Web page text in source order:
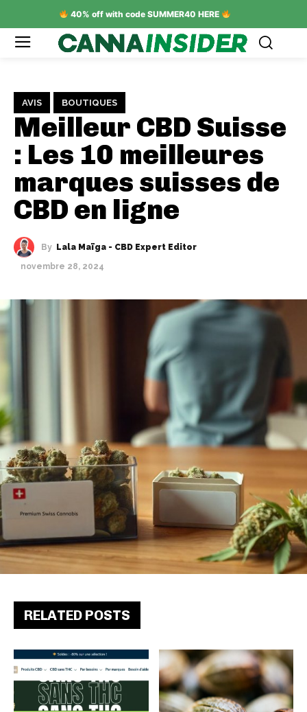
40% off with code SUMMER40 HERE
AVIS BOUTIQUES
Meilleur CBD Suisse
: Les 10 meilleures
marques suisses de
CBD en ligne
By
Lala Maïga - CBD Expert Editor
novembre 28, 2024
RELATED POSTS